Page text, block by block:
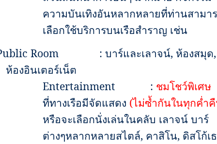
ความบันเทิงอันหลากหลายที่ท่านสามา
เลือกใช้บริการบนเรือสำราญ เช่น
Room
: บาร์และเลาจน์, ห้องสมุด,
ห้องอินเตอร์เน็ต
Entertainment
: ชมโชว์พิเศษ
ที่ทางเรือมีจัดแสดง (ไม่ซ้ำกันในทุกค่ำ
หรือจะเลือกนั่งเล่นในคลับ เลาจน์ บาร์
ต่างๆหลากหลายสไตล์, คาสิโน, ดิสโก้เ